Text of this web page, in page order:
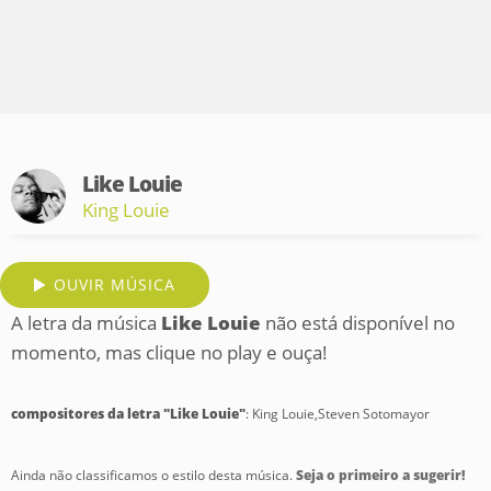
Like Louie
King Louie
OUVIR MÚSICA
A letra da música Like Louie não está disponível no
momento, mas clique no play e ouça!
compositores da letra "Like Louie": King Louie,Steven Sotomayor
Ainda não classificamos o estilo desta música.Seja o primeiro a sugerir!